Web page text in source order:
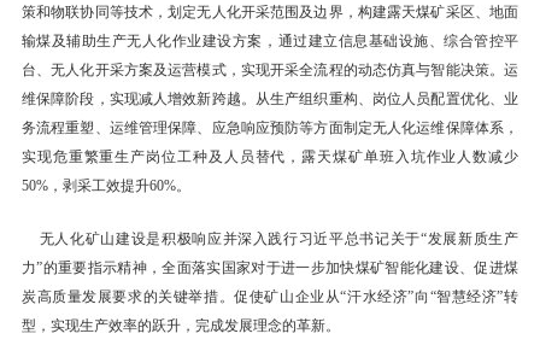
策和物联协同等技术，划定无人化开采范围及边界，构建露天煤矿采区、地面
输煤及辅助生产无人化作业建设方案，通过建立信息基础设施、综合管控平
台、无人化开采方案及运营模式，实现开采全流程的动态仿真与智能决策。运
维保障阶段，实现减人增效新跨越。从生产组织重构、岗位人员配置优化、业
务流程重塑、运维管理保障、应急响应预防等方面制定无人化运维保障体系，
实现危重繁重生产岗位工种及人员替代，露天煤矿单班入坑作业人数减少
50%，剥采工效提升60%。
无人化矿山建设是积极响应并深入践行习近平总书记关于“发展新质生产
力”的重要指示精神，全面落实国家对于进一步加快煤矿智能化建设、促进煤
炭高质量发展要求的关键举措。促使矿山企业从“汗水经济”向“智慧经济”转
型，实现生产效率的跃升，完成发展理念的革新。